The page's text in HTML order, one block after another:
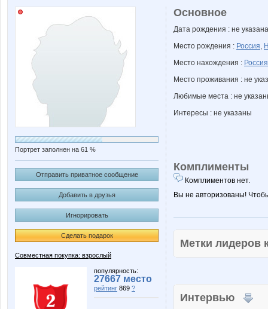
Портрет заполнен на 61 %
Отправить приватное сообщение
Добавить в друзья
Игнорировать
Сделать подарок
Совместная покупка: взрослый
популярность:
27667 место
рейтинг 869 ?
Основное
Дата рождения : не указана
Место рождения : Россия,
Место нахождения : Россия
Место проживания : не
Любимые места : не
Интересы : не указаны
Комплименты
Комплиментов нет.
Вы не авторизованы!
Метки
Интервью